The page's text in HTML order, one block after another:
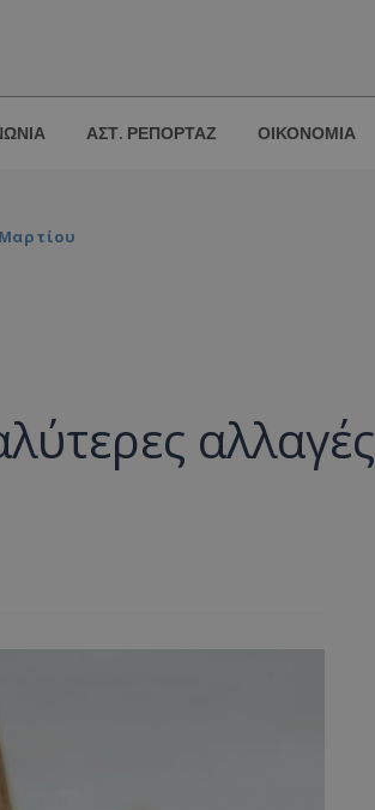
ΑΣΤ. ΡΕΠΟΡΤΑΖ ΟΙΚΟΝΟΜΙΑ
αλλαγές